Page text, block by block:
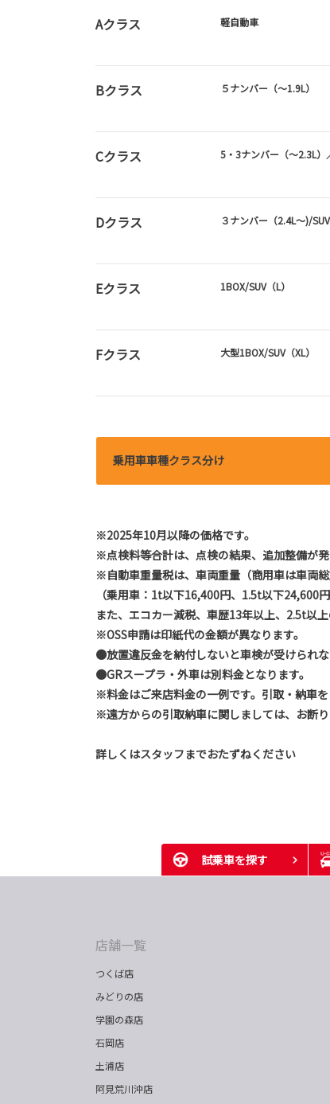
Aクラス 軽自動車
Bクラス ５ナンバー（～1.9L）
Cクラス 5・3ナンバー（～2.3L）
Dクラス ３ナンバー（2.4L～)/SUV
Eクラス 1BOX/SUV（L）
Fクラス 大型1BOX/SUV（XL）
乗用車車種クラス分け
※2025年10月以降の価格です。
※点検料等合計は、点検の結果、追加整備が
※自動車重量税は、車両重量（商用車は車両総
（乗用車：1t以下16,400円、1.5t以下24,600
また、エコカー減税、車歴13年以上、2.5t以
※OSS申請は印紙代の金額が異なります。
●放置違反金を納付しないと車検が受けられな
●GRスープラ・外車は別料金となります。
※料金はご来店料金の一例です。引取・納車
※遠方からの引取納車に関しましては、お断
詳しくはスタッフまでおたずねください
試乗車を探す
店舗一覧
つくば店
みどりの店
学園の森店
石岡店
土浦店
阿見荒川沖店